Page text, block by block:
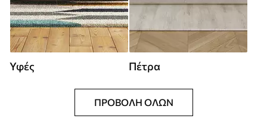
Υφές Πέτρα
ΠΡΟΒΟΛΉ ΌΛΩΝ